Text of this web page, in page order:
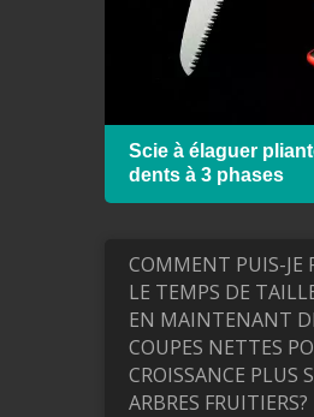
Scie à élaguer
dents à 3 phases
COMMENT PUIS-JE
LE TEMPS DE
EN MAINTENANT
COUPES NETTES
CROISSANCE PLUS
ARBRES FRUITIERS?